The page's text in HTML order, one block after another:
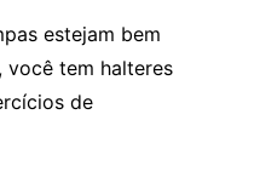
estejam bem
você tem halteres
de